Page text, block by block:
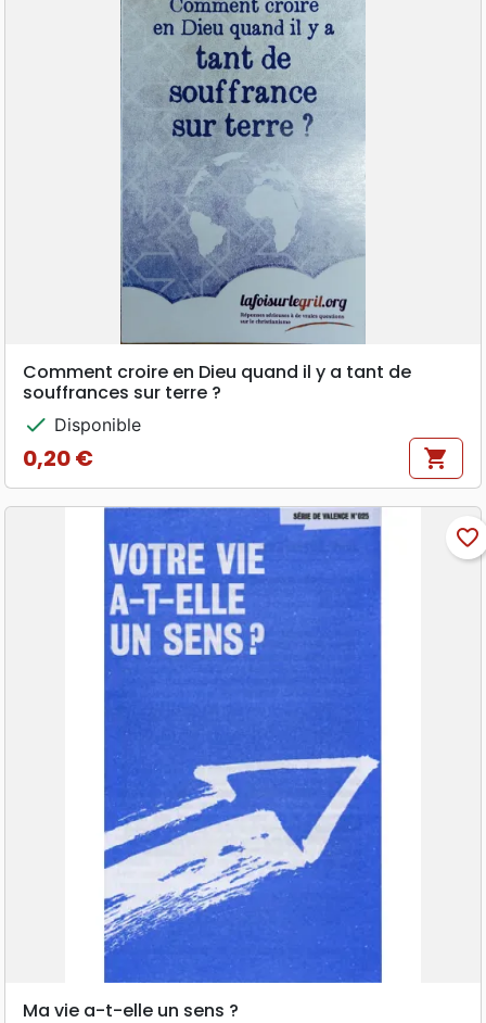
Comment croire en Dieu quand il y a tant de
souffrances sur terre ?
check Disponible
Prix
0,20 € shopping_cart
favorite_border
Ma vie a-t-elle un sens ?